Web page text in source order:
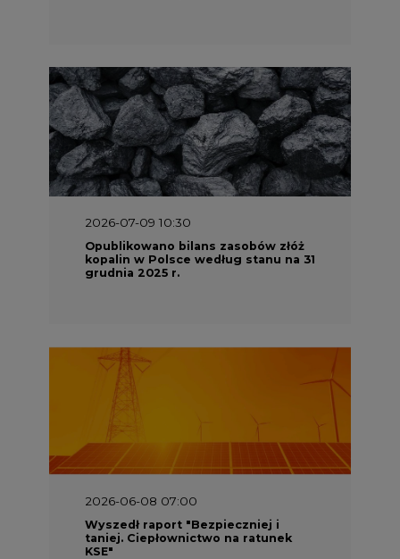
2026-07-09 10:30
Opublikowano bilans zasobów złóż
kopalin w Polsce według stanu na 31
grudnia 2025 r.
2026-06-08 07:00
Wyszedł raport "Bezpieczniej i
taniej. Ciepłownictwo na ratunek
KSE"